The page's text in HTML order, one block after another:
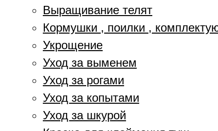
Выращивание телят
Кормушки , поилки ,
Укрощение
Уход за выменем
Уход за рогами
Уход за копытами
Уход за шкурой